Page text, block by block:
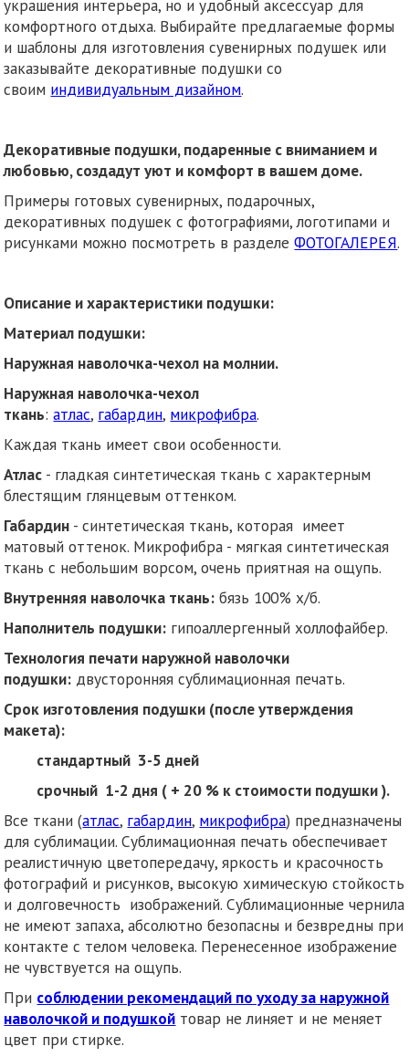
украшения интерьера, но и удобный аксессуар для
комфортного отдыха. Выбирайте предлагаемые формы
и шаблоны для изготовления сувенирных подушек или
заказывайте декоративные подушки со
своим индивидуальным дизайном.
Декоративные подушки, подаренные с вниманием и
любовью, создадут уют и комфорт в вашем доме.
Примеры готовых сувенирных, подарочных,
декоративных подушек с фотографиями, логотипами и
рисунками можно посмотреть в разделеФОТОГАЛЕРЕЯ.
Описание и характеристики подушки:
Материал подушки:
Наружная наволочка-чехол на молнии.
Наружная наволочка-чехол
ткань:атлас, габардин, микрофибра.
Каждая ткань имеет свои особенности.
Атлас - гладкая синтетическая ткань с характерным
блестящим глянцевым оттенком.
Габардин - синтетическая ткань, которая имеет
матовый оттенок. Микрофибра - мягкая синтетическая
ткань с небольшим ворсом, очень приятная на ощупь.
Внутренняя наволочка ткань: бязь 100% х/б.
Наполнитель подушки: гипоаллергенный холлофайбер.
Технология печати наружной наволочки
подушки: двусторонняя сублимационная печать.
Срок изготовления подушки (после утверждения
макета):
стандартный 3-5 дней
срочный 1-2 дня ( + 20 % к стоимости подушки ).
Все ткани (атлас, габардин, микрофибра) предназначены
для сублимации. Сублимационная печать обеспечивает
реалистичную цветопередачу, яркость и красочность
фотографий и рисунков, высокую химическую стойкость
и долговечность изображений. Сублимационные чернила
не имеют запаха, абсолютно безопасны и безвредны при
контакте с телом человека. Перенесенное изображение
не чувствуется на ощупь.
При соблюдении рекомендаций по уходу за наружной
наволочкой и подушкой товар не линяет и не меняет
цвет при стирке.